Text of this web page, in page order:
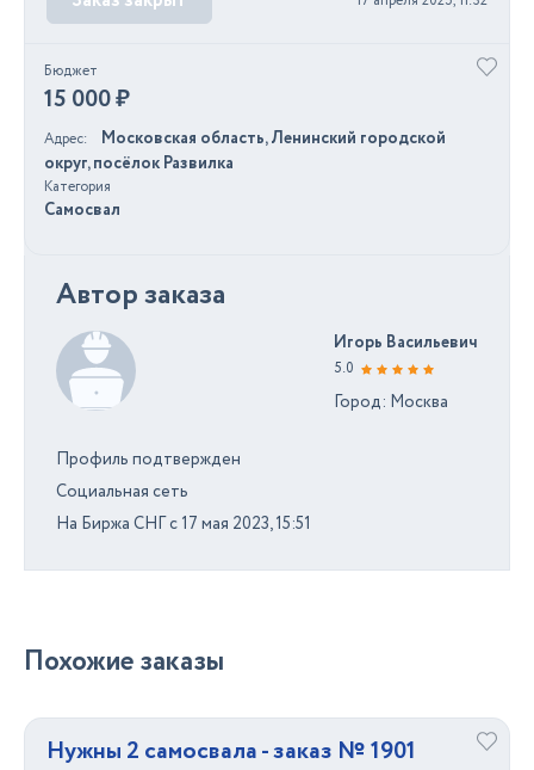
Бюджет
15 000 ₽
Адрес
Московская область, Ленинский городской
округ, посёлок Развилка
Категория
Самосвал
Автор заказа
Игорь Васильевич
5.0
Город: Москва
Профиль подтвержден
Социальная сеть
На Биржа СНГ с 17 мая 2023, 15:51
Похожие заказы
Нужны 2 самосвала - заказ № 1901